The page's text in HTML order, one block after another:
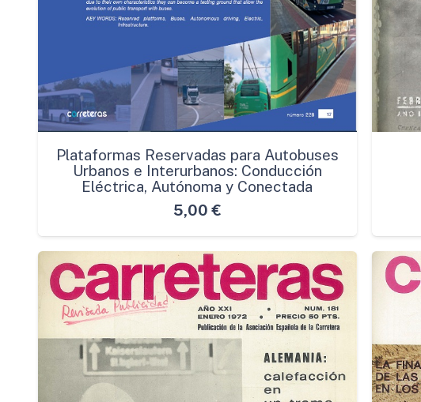
Plataformas Reservadas para Autobuses
Urbanos e Interurbanos: Conducción
Eléctrica, Autónoma y Conectada
5,00 €